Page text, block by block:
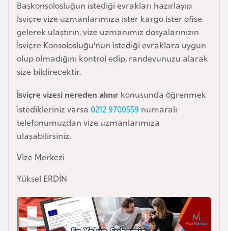
Başkonsolosluğun istediği evrakları hazırlayıp
İsviçre vize uzmanlarımıza ister kargo ister ofise
gelerek ulaştırın, vize uzmanımız dosyalarınızın
İsviçre Konsolosluğu’nun istediği evraklara uygun
olup olmadığını kontrol edip, randevunuzu alarak
size bildirecektir.
İsviçre vizesi nereden alınır konusunda öğrenmek
istedikleriniz varsa 0212 9700559 numaralı
telefonumuzdan vize uzmanlarımıza
ulaşabilirsiniz.
Vize Merkezi
Yüksel ERDİN
i
n
B
o
s
a
H
e
r
s
k
B
u